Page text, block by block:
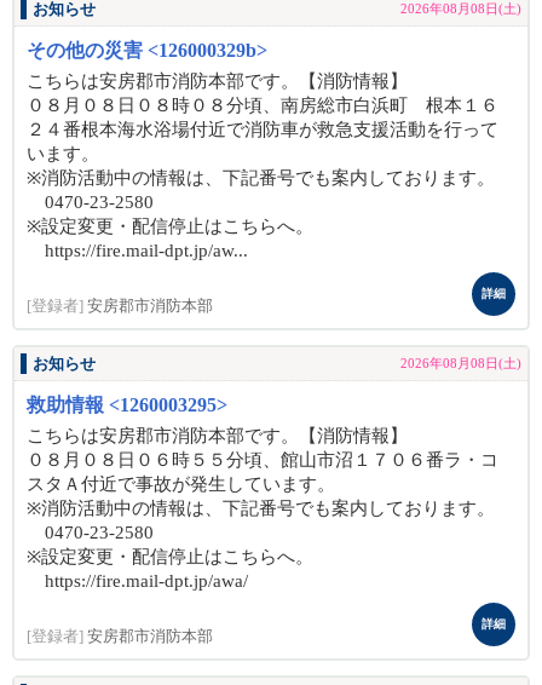
お知らせ 2026年08月08日(土)
その他の災害 <126000329b>
こちらは安房郡市消防本部です。【消防情報】
０８月０８日０８時０８分頃、南房総市白浜町 根本１６
２４番根本海水浴場付近で消防車が救急支援活動を行って
います。
※消防活動中の情報は、下記番号でも案内しております。
0470-23-2580
※設定変更・配信停止はこちらへ。
https://fire.mail-dpt.jp/aw...
[登録者] 安房郡市消防本部
詳細
お知らせ 2026年08月08日(土)
救助情報 <1260003295>
こちらは安房郡市消防本部です。【消防情報】
０８月０８日０６時５５分頃、館山市沼１７０６番ラ・コ
スタＡ付近で事故が発生しています。
※消防活動中の情報は、下記番号でも案内しております。
0470-23-2580
※設定変更・配信停止はこちらへ。
https://fire.mail-dpt.jp/awa/
[登録者] 安房郡市消防本部
詳細